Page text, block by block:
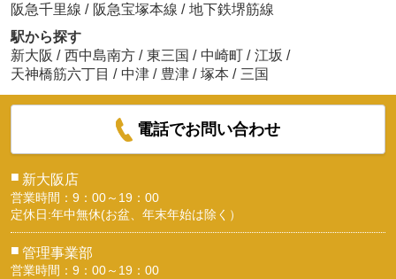
阪急千里線 / 阪急宝塚本線 / 地下鉄堺筋線
駅から探す
新大阪 / 西中島南方 / 東三国 / 中崎町 / 江坂 /
天神橋筋六丁目 / 中津 / 豊津 / 塚本 / 三国
電話でお問い合わせ
■ 新大阪店
営業時間：9：00～19：00
定休日:年中無休(お盆、年末年始は除く）
■ 管理事業部
営業時間：9：00～19：00